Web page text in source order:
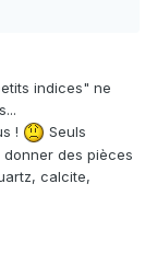
indices" ne
!
Seuls
des pièces
calcite,